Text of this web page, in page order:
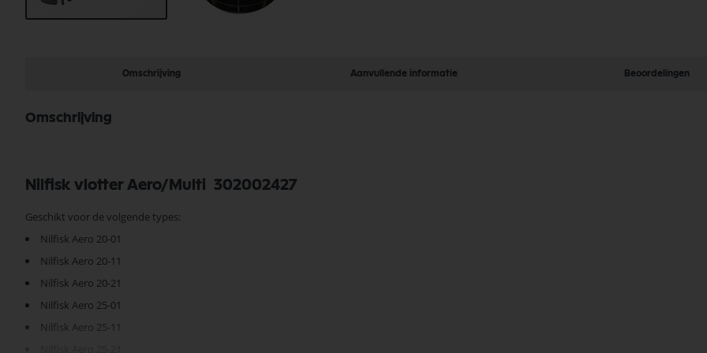
afbeeldingen-
gallerij
Omschrijving Aanvullende informatie Beoordelingen
Omschrijving
Nilfisk vlotter Aero/Multi 302002427
Geschikt voor de volgende types:
Nilfisk Aero 20-01
Nilfisk Aero 20-11
Nilfisk Aero 20-21
Nilfisk Aero 25-01
Nilfisk Aero 25-11